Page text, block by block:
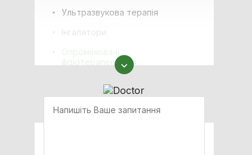
Ультразвукова терапiя
фізіотерапевтичні
діатермія (УВЧ терапія)